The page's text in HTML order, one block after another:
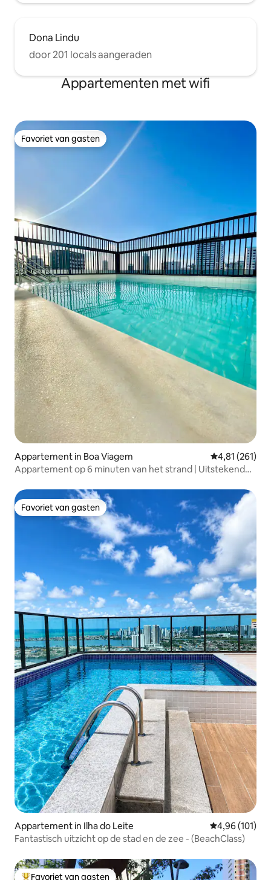
Dona Lindu
door 201 locals aangeraden
Appartementen met wifi
Favoriet van gasten
Favoriet van gasten
Appartement in Boa Viagem Gemiddelde
4,81 (261)
Appartement op 6 minuten van het strand | Uitstekende
Favoriet van gasten
Favoriet van gasten
Appartement in Ilha do Leite Gemiddelde
4,96 (101)
Fantastisch uitzicht op de stad en de zee - (BeachClass)
Favoriet van gasten